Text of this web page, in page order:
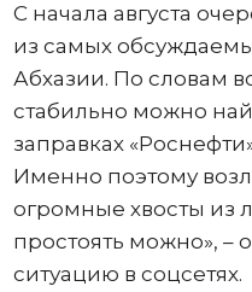
С начала августа
из самых
Абхазии. По словам
стабильно можно
заправках
Именно поэтому
огромные хвосты из
простоять можно»,
ситуацию в соцсетях.